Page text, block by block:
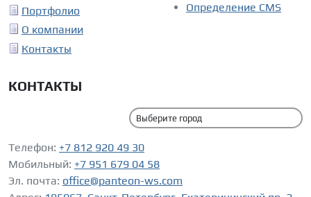
Портфолио
О компании
Контакты
Определение CMS
КОНТАКТЫ
Телефон: +7 812 920 49 30
Мобильный: +7 951 679 04 58
Эл. почта: office@panteon-ws.com